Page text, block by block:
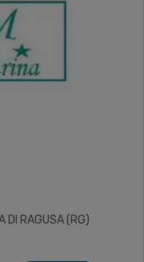
DI RAGUSA (RG)